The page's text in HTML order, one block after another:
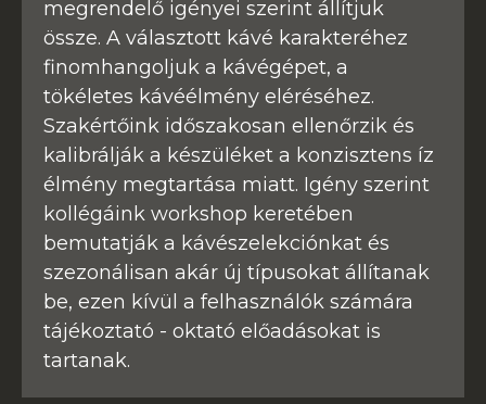
megrendelő igényei szerint állítjuk
össze. A választott kávé karakteréhez
finomhangoljuk a kávégépet, a
tökéletes kávéélmény eléréséhez.
Szakértőink időszakosan ellenőrzik és
kalibrálják a készüléket a konzisztens íz
élmény megtartása miatt. Igény szerint
kollégáink workshop keretében
bemutatják a kávészelekciónkat és
szezonálisan akár új típusokat állítanak
be, ezen kívül a felhasználók számára
tájékoztató - oktató előadásokat is
tartanak.